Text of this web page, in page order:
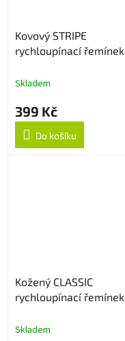
Kovový STRIPE
rychloupínací řemínek
Skladem
399 Kč
Do košíku
Kožený CLASSIC
rychloupínací řemínek
Skladem